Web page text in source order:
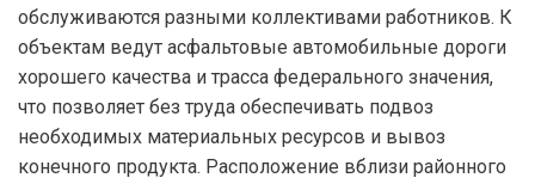
обслуживаются разными коллективами работников. К
объектам ведут асфальтовые автомобильные дороги
хорошего качества и трасса федерального значения,
что позволяет без труда обеспечивать подвоз
необходимых материальных ресурсов и вывоз
конечного продукта. Расположение вблизи районного